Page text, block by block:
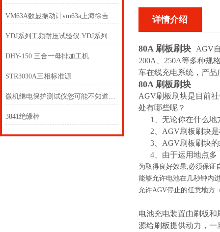
VM63A数显振动计vm63a上海徐吉电气
YDJ系列工频耐压试验仪 YDJ系列工频耐压试验仪
DHY-150 三合一母排加工机
STR3030A三相标准源
微机继电保护测试仪您可能不知道的那些事~
3841绝缘棒
详情介绍
80A 刷板刷块
AGV
200A、250A等多种规
车在线充电系统，产
80A 刷板刷块
AGV刷板刷块是目前
处有哪些呢？
1、无论你在什么地
2、AGV刷板刷块是
3、AGV刷板刷块的
4、由于运用地点多
为取得良好效果,必须保证
能够允许电池在几秒钟内
允许AGV停止的任意地方
电池充电装置由刷板
源给刷板提供动力，